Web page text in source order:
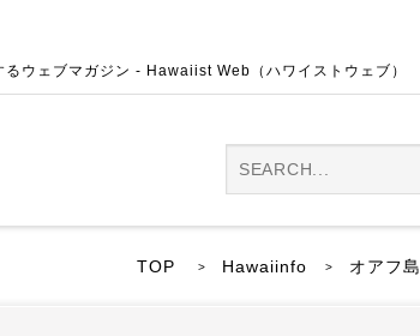
ウェブマガジン - Hawaiist Web（ハワイストウェブ）
TOP > Hawaiinfo > オアフ島